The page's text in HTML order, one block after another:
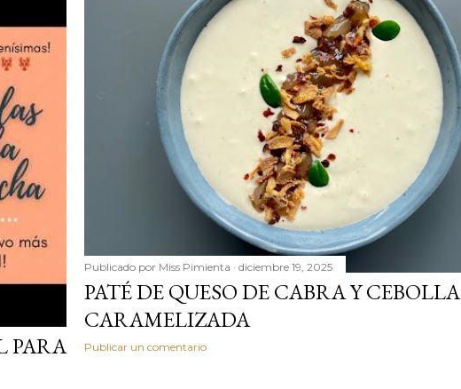
Publicado por Miss Pimienta diciembre 19, 2025
PATÉ DE QUESO DE CABRA Y CEBOLLA
CARAMELIZADA
Publicar un comentario
PARA